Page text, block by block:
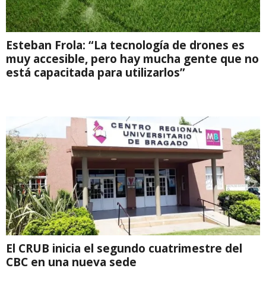
Esteban Frola: “La tecnología de drones es
muy accesible, pero hay mucha gente que no
está capacitada para utilizarlos”
El CRUB inicia el segundo cuatrimestre del
CBC en una nueva sede